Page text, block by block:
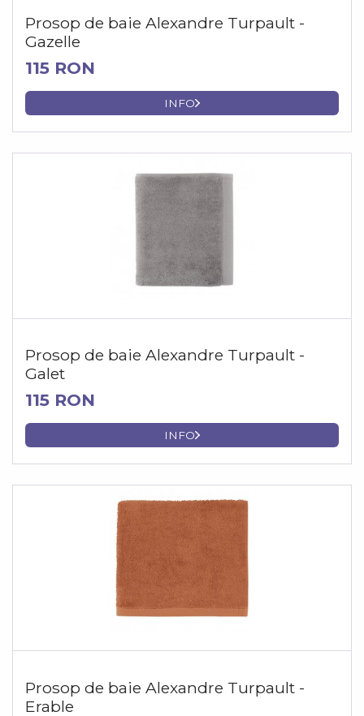
Prosop de baie Alexandre Turpault -
Gazelle
115 RON
INFO
Prosop de baie Alexandre Turpault -
Galet
115 RON
INFO
Prosop de baie Alexandre Turpault -
Erable